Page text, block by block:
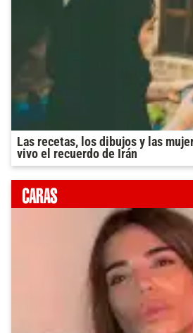
Las recetas, los dibujos y las
vivo el recuerdo de Irán